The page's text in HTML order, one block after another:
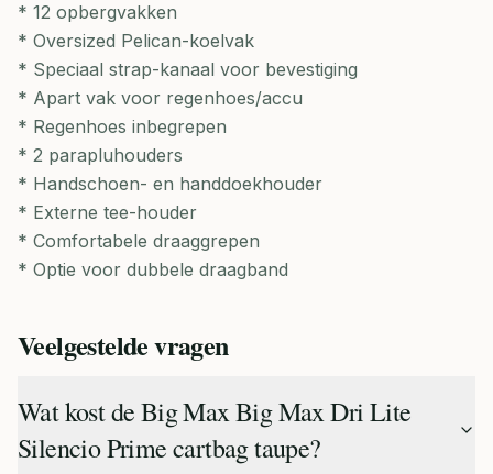
* 12 opbergvakken
* Oversized Pelican-koelvak
* Speciaal strap-kanaal voor bevestiging
* Apart vak voor regenhoes/accu
* Regenhoes inbegrepen
* 2 parapluhouders
* Handschoen- en handdoekhouder
* Externe tee-houder
* Comfortabele draaggrepen
* Optie voor dubbele draagband
Veelgestelde vragen
Wat kost de Big Max Big Max Dri Lite
Silencio Prime cartbag taupe?